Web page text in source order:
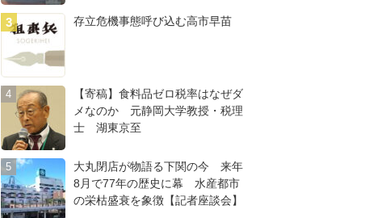
存立危機事態呼び込む高市早苗
【寄稿】食料品ゼロ税率はなぜダ
メなのか 元静岡大学教授・税理
士 湖東京至
大丸閉店が物語る下関の今 来年
8月で77年の歴史に幕 水産都市
の栄枯盛衰を象徴【記者座談会】